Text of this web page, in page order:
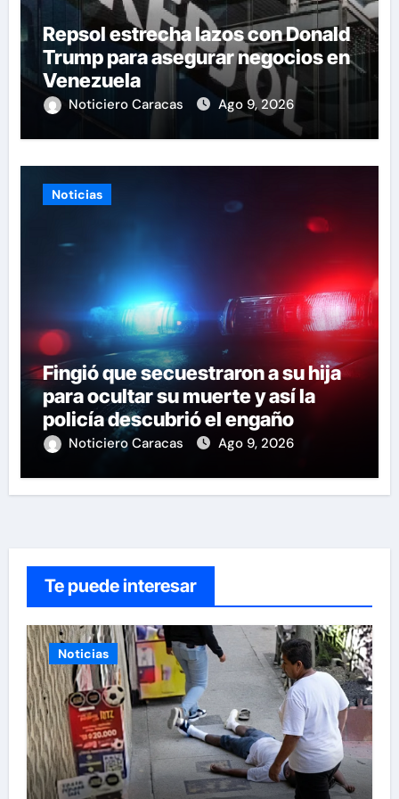
Repsol estrecha lazos con Donald
Trump para asegurar negocios en
Venezuela
Noticiero Caracas Ago 9, 2026
Noticias
Fingió que secuestraron a su hija
para ocultar su muerte y así la
policía descubrió el engaño
Noticiero Caracas Ago 9, 2026
Te puede interesar
Noticias